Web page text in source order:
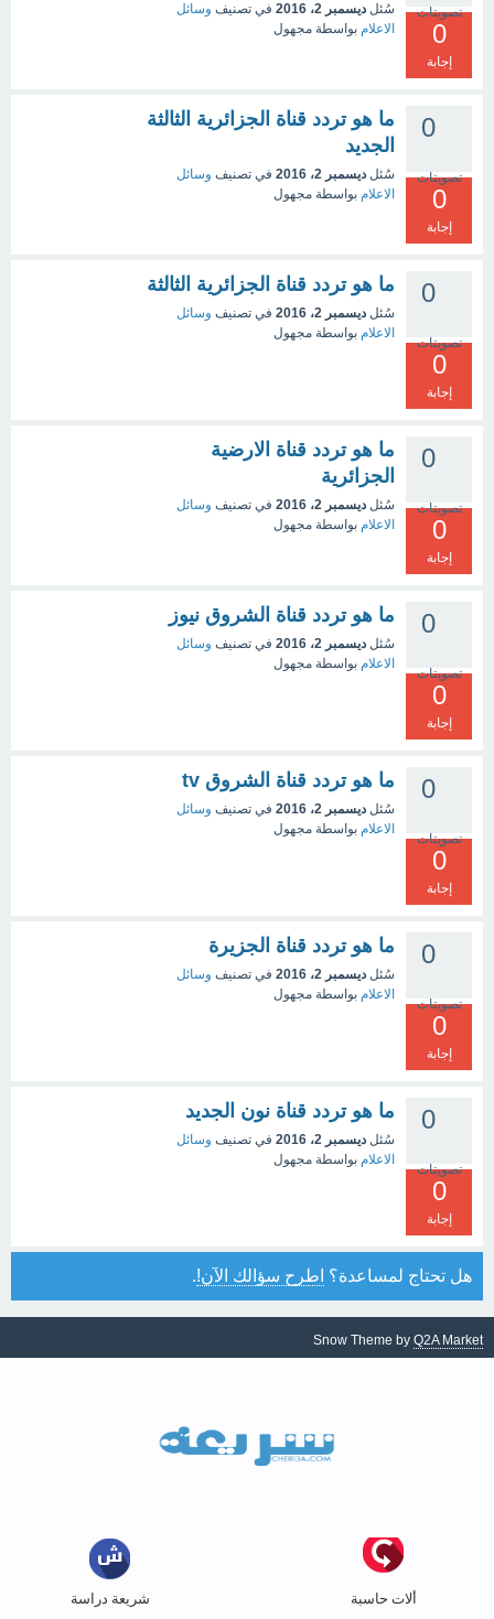
تصويتات
0
إجابة
سُئل ديسمبر 2، 2016 في تصنيف وسائل
الاعلام بواسطة مجهول
0
تصويتات
0
إجابة
ما هو تردد قناة الجزائرية الثالثة
الجديد
سُئل ديسمبر 2، 2016 في تصنيف وسائل
الاعلام بواسطة مجهول
0
تصويتات
0
إجابة
ما هو تردد قناة الجزائرية الثالثة
سُئل ديسمبر 2، 2016 في تصنيف وسائل
الاعلام بواسطة مجهول
0
تصويتات
0
إجابة
ما هو تردد قناة الارضية
الجزائرية
سُئل ديسمبر 2، 2016 في تصنيف وسائل
الاعلام بواسطة مجهول
0
تصويتات
0
إجابة
ما هو تردد قناة الشروق نيوز
سُئل ديسمبر 2، 2016 في تصنيف وسائل
الاعلام بواسطة مجهول
0
تصويتات
0
إجابة
ما هو تردد قناة الشروق tv
سُئل ديسمبر 2، 2016 في تصنيف وسائل
الاعلام بواسطة مجهول
0
تصويتات
0
إجابة
ما هو تردد قناة الجزيرة
سُئل ديسمبر 2، 2016 في تصنيف وسائل
الاعلام بواسطة مجهول
0
تصويتات
0
إجابة
ما هو تردد قناة نون الجديد
سُئل ديسمبر 2، 2016 في تصنيف وسائل
الاعلام بواسطة مجهول
هل تحتاج لمساعدة؟ اطرح سؤالك الآن!.
Snow Theme by Q2A Market